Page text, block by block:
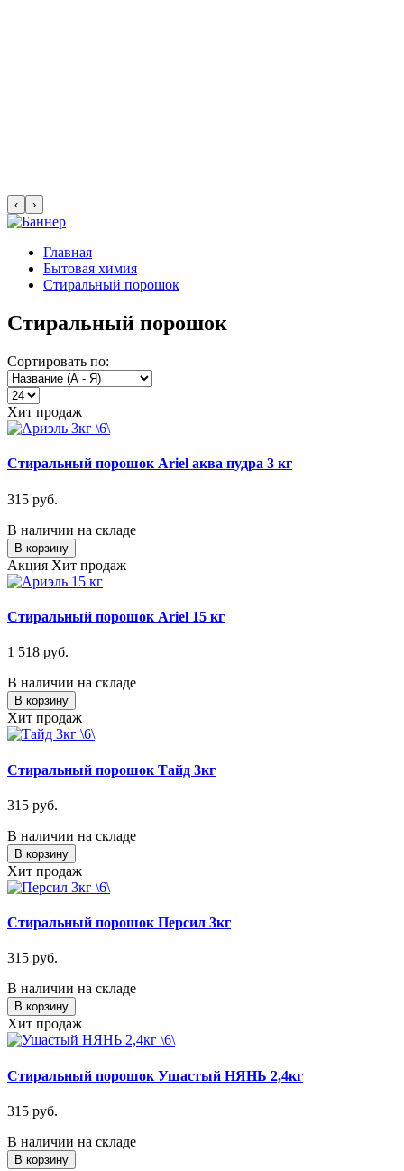
‹ ›
Главная
Бытовая химия
Стиральный порошок
Стиральный порошок
Сортировать по:
Хит продаж
Стиральный порошок Ariel аква пудра 3 кг
315 руб.
В наличии на складе
В корзину
Акция Хит продаж
Стиральный порошок Ariel 15 кг
1 518 руб.
В наличии на складе
В корзину
Хит продаж
Стиральный порошок Тайд 3кг
315 руб.
В наличии на складе
В корзину
Хит продаж
Стиральный порошок Персил 3кг
315 руб.
В наличии на складе
В корзину
Хит продаж
Стиральный порошок Ушастый НЯНЬ 2,4кг
315 руб.
В наличии на складе
В корзину